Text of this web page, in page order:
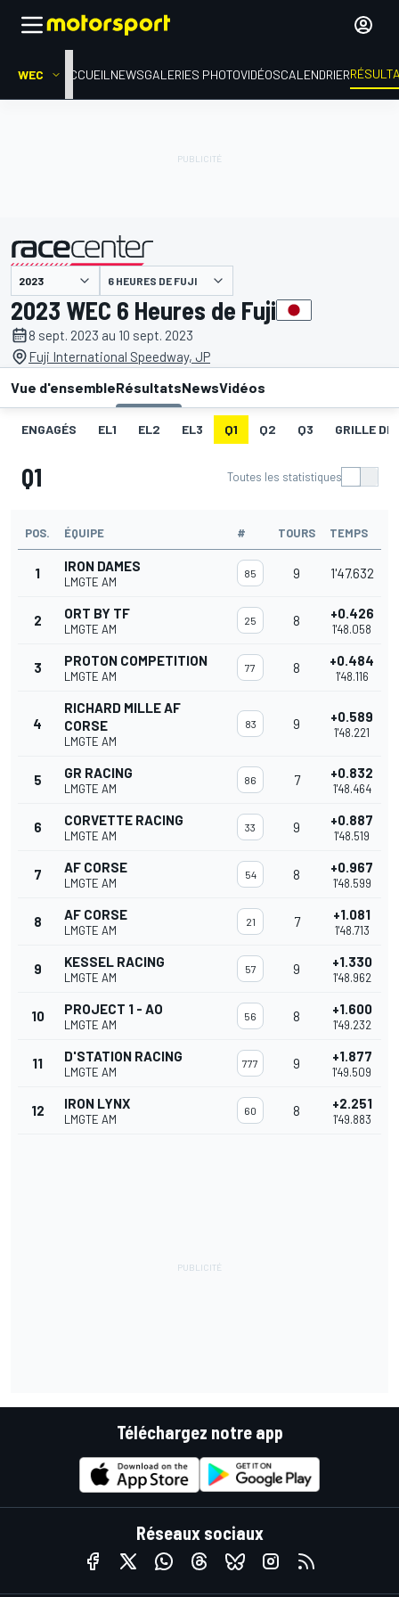
WEC ACCUEIL NEWSGALERIES PHOTOVIDÉOSCALENDRIER
présenté par 6 HEURES DE FUJI
2023 WEC 6 Heures de Fuji
8 sept. 2023 au 10 sept. 2023
Fuji International Speedway, JP
Vue d'ensembleRésultatsNewsVidéos
ENGAGÉS EL1 EL2 EL3 Q1 Q2 Q3 GRILLE DE
Q1 Toutes les statistiques
POS. ÉQUIPE # TOURS TEMPS
1 IRON DAMES
LMGTE AM
85 9 1'47.632
2 ORT BY TF
LMGTE AM
25 8 +0.426
1'48.058
3 PROTON COMPETITION
LMGTE AM
77 8 +0.484
1'48.116
4
RICHARD MILLE AF
CORSE
LMGTE AM
83 9 +0.589
1'48.221
5 GR RACING
LMGTE AM
86 7 +0.832
1'48.464
6 CORVETTE RACING
LMGTE AM
33 9 +0.887
1'48.519
7 AF CORSE
LMGTE AM
54 8 +0.967
1'48.599
8 AF CORSE
LMGTE AM
21 7 +1.081
1'48.713
9 KESSEL RACING
LMGTE AM
57 9 +1.330
1'48.962
10 PROJECT 1 - AO
LMGTE AM
56 8 +1.600
1'49.232
11 D'STATION RACING
LMGTE AM
777 9 +1.877
1'49.509
12 IRON LYNX
LMGTE AM
60 8 +2.251
1'49.883
Téléchargez notre app
Réseaux sociaux